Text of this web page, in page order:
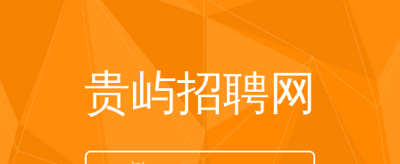
贵屿招聘网